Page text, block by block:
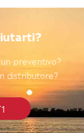
preventivo?
distributore?